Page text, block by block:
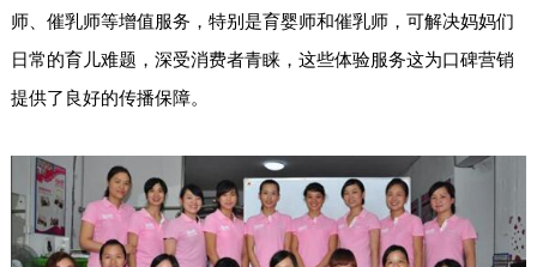
师、催乳师等增值服务，特别是育婴师和催乳师，可解决妈妈们
日常的育儿难题，深受消费者青睐，这些体验服务这为口碑营销
提供了良好的传播保障。